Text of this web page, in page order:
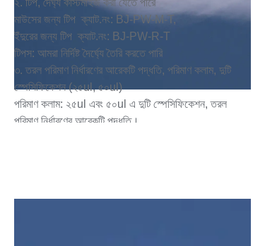
মাউসের জন্য টিপ ক্যাট.নং: BJ-PW-M-T,
ইঁদুরের জন্য টিপ ক্যাট.নং: BJ-PW-R-T
টিপস: আমরা নির্দিষ্ট দৈর্ঘ্যে তৈরি করতে পারি
৩. তরল পরিমাণ নির্ধারণের আরেকটি পদ্ধতি, পরিমাণ কলাম, দুটি
স্পেসিফিকেশন (২৫ul, ৫০ul)
পরিমাণ কলাম: ২৫ul এবং ৫০ul এ দুটি স্পেসিফিকেশন, তরল
পরিমাণ নির্ধারণের আরেকটি পদ্ধতি।